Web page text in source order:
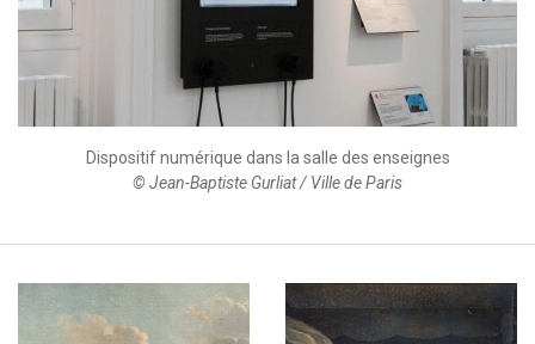
Dispositif numérique dans la salle des enseignes
© Jean-Baptiste Gurliat / Ville de Paris